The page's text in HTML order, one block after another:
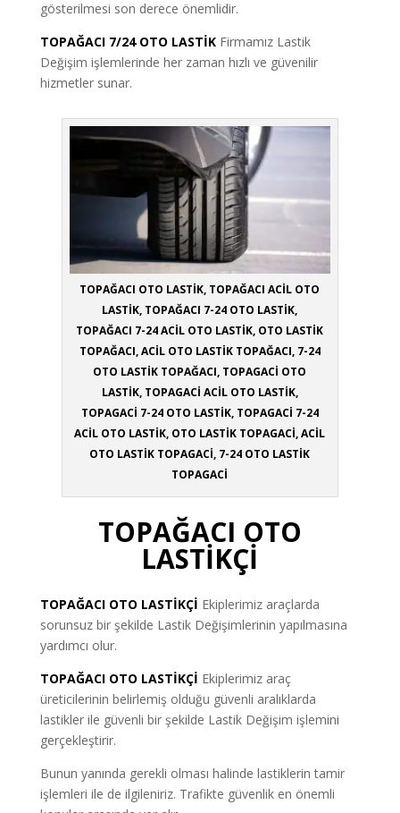
gösterilmesi son derece önemlidir.
TOPAĞACI 7/24 OTO LASTİKFirmamız Lastik
Değişim işlemlerinde her zaman hızlı ve güvenilir
hizmetler sunar.
TOPAĞACI OTO LASTİK, TOPAĞACI ACİL OTO
LASTİK, TOPAĞACI 7-24 OTO LASTİK,
TOPAĞACI 7-24 ACİL OTO LASTİK, OTO LASTİK
TOPAĞACI, ACİL OTO LASTİK TOPAĞACI, 7-24
OTO LASTİK TOPAĞACI, TOPAGACİ OTO
LASTİK, TOPAGACİ ACİL OTO LASTİK,
TOPAGACİ 7-24 OTO LASTİK, TOPAGACİ 7-24
ACİL OTO LASTİK, OTO LASTİK TOPAGACİ, ACİL
OTO LASTİK TOPAGACİ, 7-24 OTO LASTİK
TOPAGACİ
TOPAĞACI OTO
LASTİKÇİ
TOPAĞACI OTO LASTİKÇİ Ekiplerimiz araçlarda
sorunsuz bir şekilde Lastik Değişimlerinin yapılmasına
yardımcı olur.
TOPAĞACI OTO LASTİKÇİ Ekiplerimiz araç
üreticilerinin belirlemiş olduğu güvenli aralıklarda
lastikler ile güvenli bir şekilde Lastik Değişim işlemini
gerçekleştirir.
Bunun yanında gerekli olması halinde lastiklerin tamir
işlemleri ile de ilgileniriz. Trafikte güvenlik en önemli